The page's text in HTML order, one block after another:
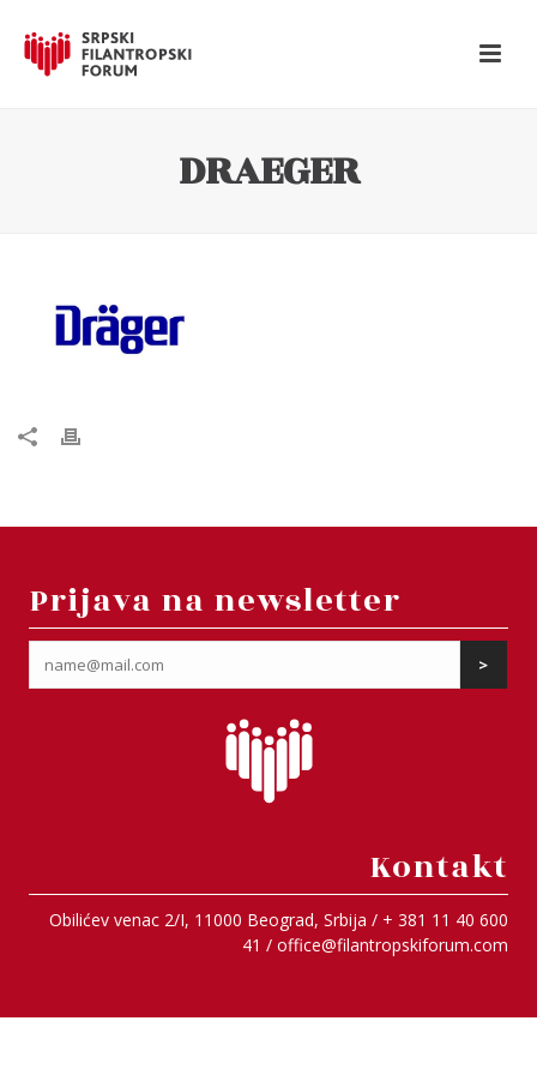
DRAEGER
Prijava na newsletter
Kontakt
Obilićev venac 2/I, 11000 Beograd, Srbija / + 381 11 40 600
41 / office@filantropskiforum.com